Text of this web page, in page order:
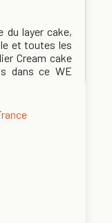
du layer cake,
et toutes les
Cream cake
dans ce WE